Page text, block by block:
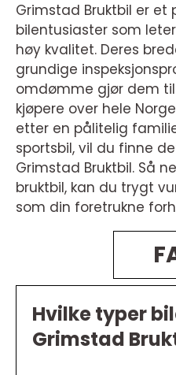
Grimstad Bruktbil er
bilentusiaster som
høy kvalitet. Deres
grundige
omdømme gjør dem
kjøpere over hele
etter en pålitelig
sportsbil, vil du finne
Grimstad Bruktbil. Så
bruktbil, kan du trygt
som din foretrukne
Hvilke typer
Grimstad